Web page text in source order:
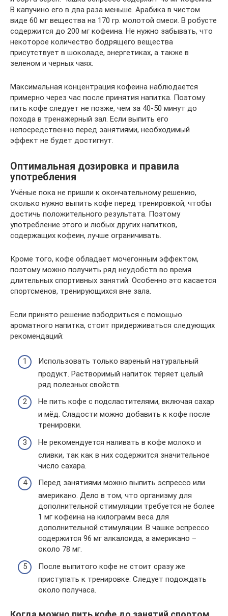
В капучино его в два раза меньше. Арабика в чистом
виде 60 мг вещества на 170 гр. молотой смеси. В робусте
содержится до 200 мг кофеина. Не нужно забывать, что
некоторое количество бодрящего вещества
присутствует в шоколаде, энергетиках, а также в
зеленом и черных чаях.
Максимальная концентрация кофеина наблюдается
примерно через час после принятия напитка. Поэтому
пить кофе следует не позже, чем за 40-50 минут до
похода в тренажерный зал. Если выпить его
непосредственно перед занятиями, необходимый
эффект не будет достигнут.
Оптимальная дозировка и правила
употребления
Учёные пока не пришли к окончательному решению,
сколько нужно выпить кофе перед тренировкой, чтобы
достичь положительного результата. Поэтому
употребление этого и любых других напитков,
содержащих кофеин, лучше ограничивать.
Кроме того, кофе обладает мочегонным эффектом,
поэтому можно получить ряд неудобств во время
длительных спортивных занятий. Особенно это касается
спортсменов, тренирующихся вне зала.
Если принято решение взбодриться с помощью
ароматного напитка, стоит придерживаться следующих
рекомендаций:
Использовать только вареный натуральный
продукт. Растворимый напиток теряет целый
ряд полезных свойств.
Не пить кофе с подсластителями, включая сахар
и мёд. Сладости можно добавить к кофе после
тренировки.
Не рекомендуется наливать в кофе молоко и
сливки, так как в них содержится значительное
число сахара.
Перед занятиями можно выпить эспрессо или
американо. Дело в том, что организму для
дополнительной стимуляции требуется не более
1 мг кофеина на килограмм веса для
дополнительной стимуляции. В чашке эспрессо
содержится 96 мг алкалоида, а американо –
около 78 мг.
После выпитого кофе не стоит сразу же
приступать к тренировке. Следует подождать
около получаса.